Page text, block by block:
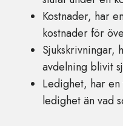
Kostnader, har
kostnader för
Sjukskrivningar,
avdelning blivit
Ledighet, har
ledighet än vad